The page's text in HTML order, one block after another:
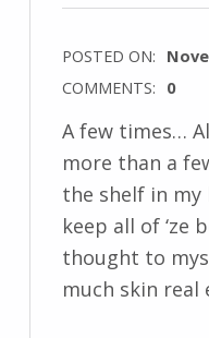
POSTED ON:
COMMENTS: 0
A few times…
more than a
the shelf in
keep all of ‘ze
thought to
much skin real